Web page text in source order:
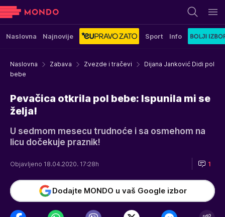
Naslovna Najnovije Sport Info
Naslovna Zabava Zvezde i tračevi
Dijana Janković Didi pol
bebe
Pevačica otkrila pol bebe: Ispunila mi se
želja!
U sedmom mesecu trudnoće i sa osmehom na
licu dočekuje praznik!
Objavljeno 18.04.2020. 17:28h 1
Dodajte MONDO u vaš Google izbor